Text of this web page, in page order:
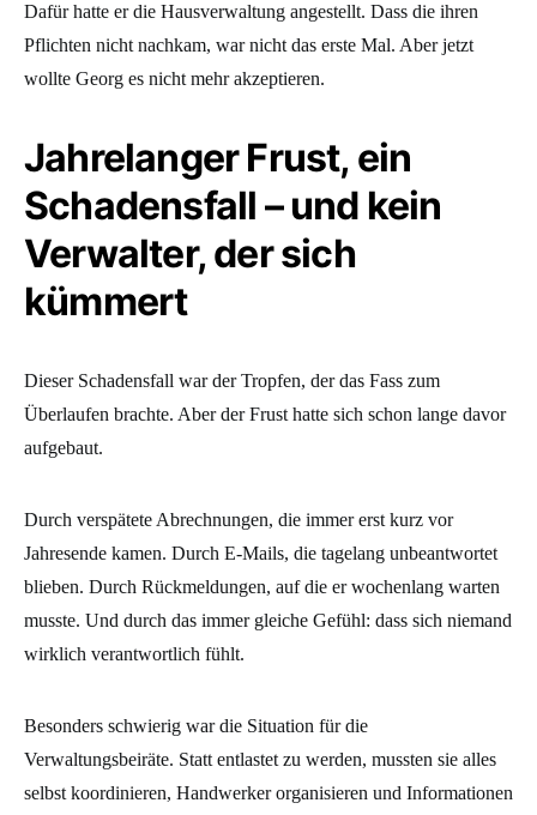
Dafür hatte er die Hausverwaltung angestellt. Dass die ihren
Pflichten nicht nachkam, war nicht das erste Mal. Aber jetzt
wollte Georg es nicht mehr akzeptieren.
Jahrelanger Frust, ein
Schadensfall – und kein
Verwalter, der sich
kümmert
Dieser Schadensfall war der Tropfen, der das Fass zum
Überlaufen brachte. Aber der Frust hatte sich schon lange davor
aufgebaut.
Durch verspätete Abrechnungen, die immer erst kurz vor
Jahresende kamen. Durch E-Mails, die tagelang unbeantwortet
blieben. Durch Rückmeldungen, auf die er wochenlang warten
musste. Und durch das immer gleiche Gefühl: dass sich niemand
wirklich verantwortlich fühlt.
Besonders schwierig war die Situation für die
Verwaltungsbeiräte. Statt entlastet zu werden, mussten sie alles
selbst koordinieren, Handwerker organisieren und Informationen